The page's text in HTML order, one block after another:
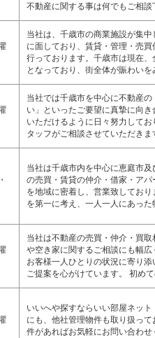
不動産に関する事は何でもご相
当社は、千歳市の商業施設が集中
に面しており、賃貸・管理・売
行っております。千歳市は現在
となっており、街全体が賑わい
当社では千歳市を中心に不動産
い」といったご要望に真摯に向
いただけるように日々努力して
タッフがご相談させていただき
当社は千歳市内を中心に恵庭市
の売買・賃貸の仲介・借家・ア
を地域に密着し、営業致してお
を第一に考え、一人一人にあっ
当社は不動産の売買・仲介・買
や空き家に関するご相談にも幅広
お客様一人ひとりの状況に寄り
ご提案を心がけています。 初め
いいへや探すならいい部屋ネッ
にも、他社管理物件も取り扱っ
件があればお気軽にお問い合わせ